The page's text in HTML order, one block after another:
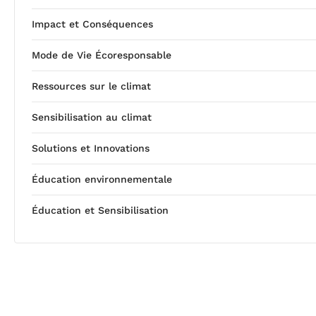
Impact et Conséquences
Mode de Vie Écoresponsable
Ressources sur le climat
Sensibilisation au climat
Solutions et Innovations
Éducation environnementale
Éducation et Sensibilisation